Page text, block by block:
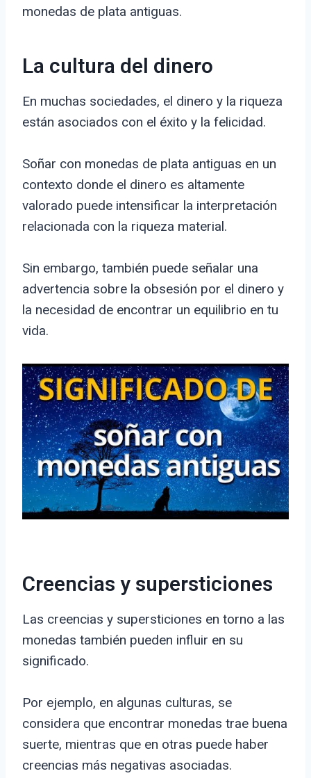
monedas de plata antiguas.
La cultura del dinero
En muchas sociedades, el dinero y la riqueza
están asociados con el éxito y la felicidad.
Soñar con monedas de plata antiguas en un
contexto donde el dinero es altamente
valorado puede intensificar la interpretación
relacionada con la riqueza material.
Sin embargo, también puede señalar una
advertencia sobre la obsesión por el dinero y
la necesidad de encontrar un equilibrio en tu
vida.
Creencias y supersticiones
Las creencias y supersticiones en torno a las
monedas también pueden influir en su
significado.
Por ejemplo, en algunas culturas, se
considera que encontrar monedas trae buena
suerte, mientras que en otras puede haber
creencias más negativas asociadas.